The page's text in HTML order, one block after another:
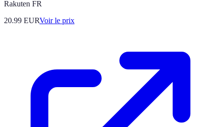
Rakuten FR
20.99 EURVoir le prix